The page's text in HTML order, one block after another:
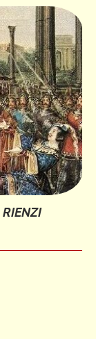
RIENZI